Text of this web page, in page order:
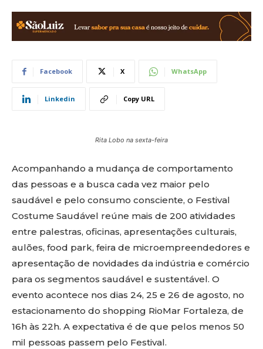
Facebook X WhatsApp
Linkedin Copy URL
Rita Lobo na sexta-feira
Acompanhando a mudança de comportamento
das pessoas e a busca cada vez maior pelo
saudável e pelo consumo consciente, o Festival
Costume Saudável reúne mais de 200 atividades
entre palestras, oficinas, apresentações culturais,
aulões, food park, feira de microempreendedores e
apresentação de novidades da indústria e comércio
para os segmentos saudável e sustentável. O
evento acontece nos dias 24, 25 e 26 de agosto, no
estacionamento do shopping RioMar Fortaleza, de
16h às 22h. A expectativa é de que pelos menos 50
mil pessoas passem pelo Festival.